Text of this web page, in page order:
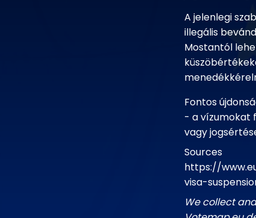
A jelenlegi
illegális
Mostantól
Fontos
- a vízumokat
vagy
Sources
https://
visa-
We collect